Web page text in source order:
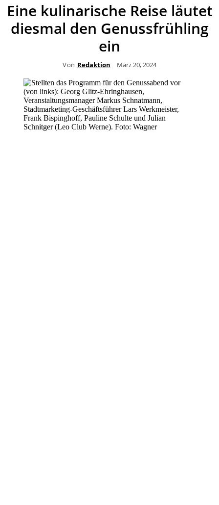
Eine kulinarische Reise läutet
diesmal den Genussfrühling
ein
Von Redaktion März 20, 2024